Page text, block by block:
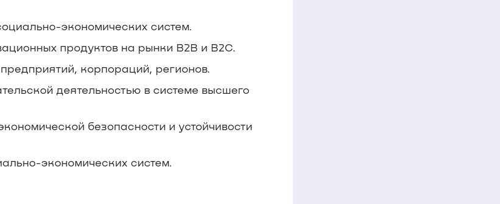
экономических систем.
продуктов на рынки В2В и В2С.
корпораций, регионов.
деятельностью в системе высшего
безопасности и устойчивости
экономических систем.